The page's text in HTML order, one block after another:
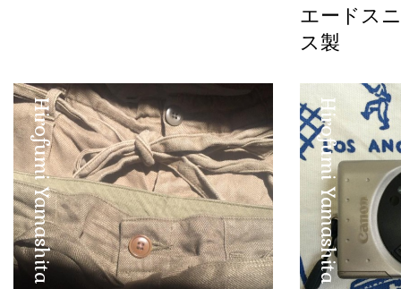
エードス
ス製
Hirofumi Yamashita Hirofumi Yamashita